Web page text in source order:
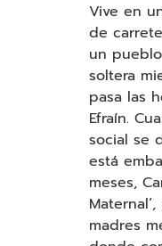
Vive en
de
un
soltera
pasa las
Efraín.
social se
está
meses,
madres